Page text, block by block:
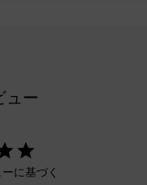
ュー
に基づく